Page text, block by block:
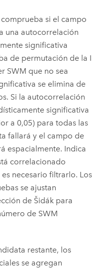
comprueba si el campo
una autocorrelación
significativa
de permutación de la I
SWM que no sea
se elimina de
Si la autocorrelación
significativa
a 0,05) para todas las
fallará y el campo de
espacialmente. Indica
correlacionado
necesario filtrarlo. Los
se ajustan
de Šidák para
de SWM
restante, los
se agregan